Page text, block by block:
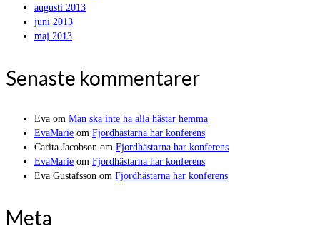
augusti 2013
juni 2013
maj 2013
Senaste kommentarer
Eva om Man ska inte ha alla hästar hemma
EvaMarie om Fjordhästarna har konferens
Carita Jacobson om Fjordhästarna har konferens
EvaMarie om Fjordhästarna har konferens
Eva Gustafsson om Fjordhästarna har konferens
Meta